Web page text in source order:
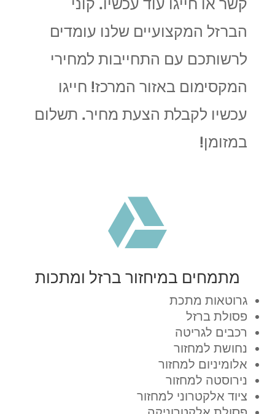
קשר או חייגו עוד עכשיו. קוני
הברזל המקצועיים שלנו עומדים
לרשותכם עם התחייבות למחירי
המקסימום באזור המרכז! חייגו
עכשיו לקבלת הצעת מחיר. תשלום
במזומן!

מתמחים במיחזור ברזל ומתכות
גרוטאות מתכת
פסולת ברזל
רכבים לגריטה
נחושת למחזור
אלומיניום למחזור
נירוסטה למחזור
ציוד אלקטרוני למחזור